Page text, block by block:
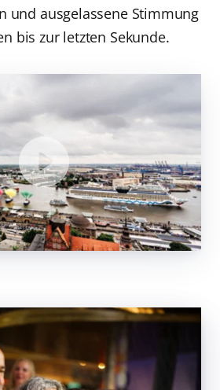
und ausgelassene Stimmung
bis zur letzten Sekunde.